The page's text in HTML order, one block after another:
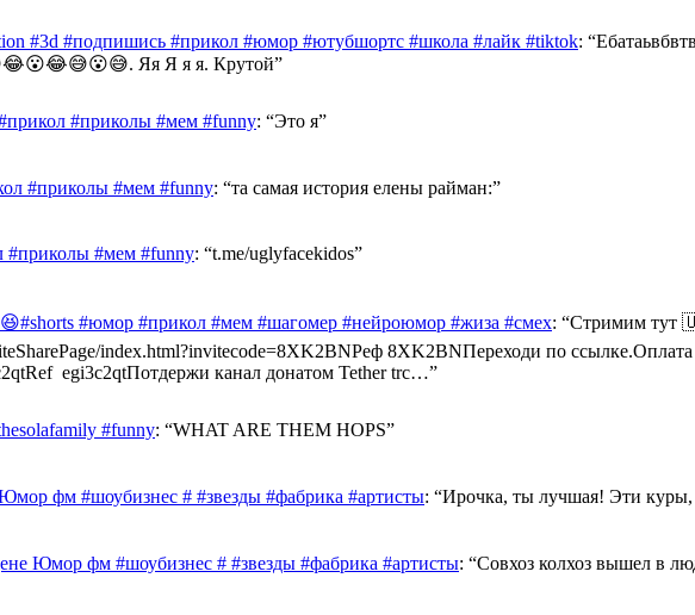
#3d #подпишись #прикол #юмор #ютубшортс #школа #лайк #tiktok: “
Яя Я я я. Крутой”
#приколы #мем #funny: “Это я”
#приколы #мем #funny: “та самая история елены райман:”
#приколы #мем #funny: “t.me/uglyfacekidos”
#юмор #прикол #мем #шагомер #нейроюмор #жиза #смех: “Стримим тут
index.html?invitecode=8XK2BNРеф 8XK2BNПереходи по
egi3c2qtПотдержи канал донатом Tether trc…”
#funny: “WHAT ARE THEM HOPS”
фм #шоубизнес # #звезды #фабрика #артисты: “Ирочка, ты лучшая! Эти
Юмор фм #шоубизнес # #звезды #фабрика #артисты: “Совхоз колхоз вышел в